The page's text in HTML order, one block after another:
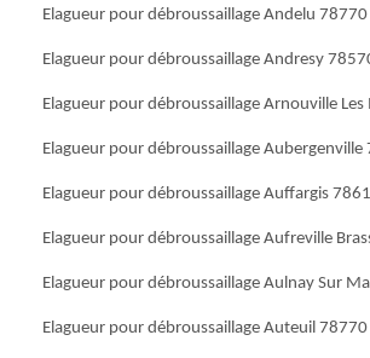
Elagueur pour débroussaillage Andelu 78770
Elagueur pour débroussaillage Andresy
Elagueur pour débroussaillage Arnouville
Elagueur pour débroussaillage Aubergenville
Elagueur pour débroussaillage Auffargis
Elagueur pour débroussaillage Aufreville
Elagueur pour débroussaillage Aulnay Sur
Elagueur pour débroussaillage Auteuil 78770